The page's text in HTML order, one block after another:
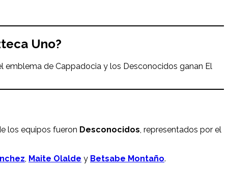
Uno?
emblema de Cappadocia y los Desconocidos ganan El
los equipos fueron Desconocidos, representados por el
, Maite Olalde y Betsabe Montaño.